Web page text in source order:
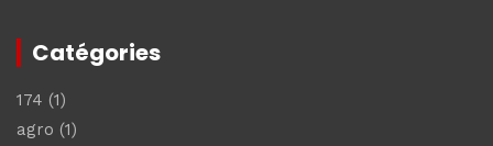
Catégories
174 (1)
agro (1)